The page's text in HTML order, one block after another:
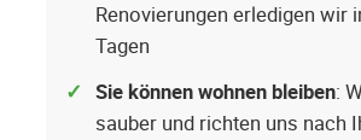
Renovierungen erledigen wir
Tagen
Sie können wohnen bleiben:
sauber und richten uns nach